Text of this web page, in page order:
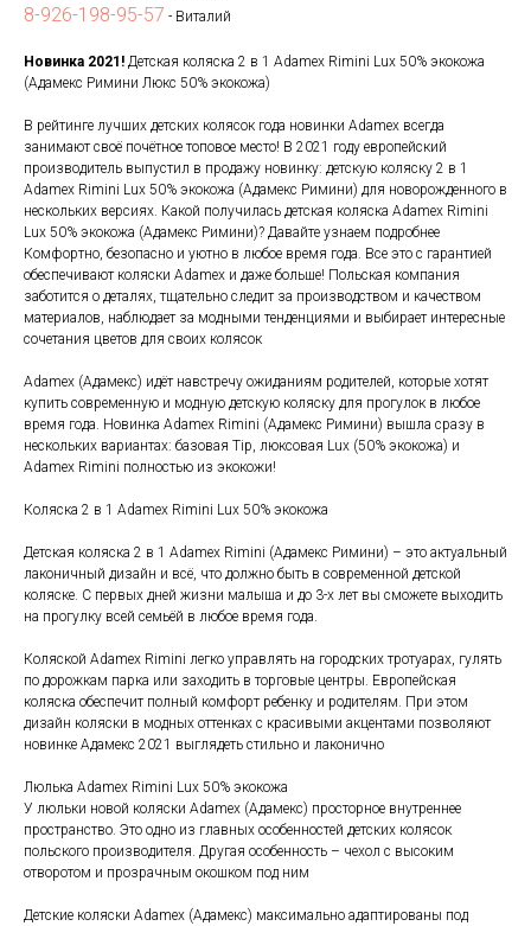
8-926-198-95-57 - Виталий
Новинка 2021! Детская коляска 2 в 1 Adamex Rimini Lux 50% экокожа
(Адамекс Римини Люкс 50% экокожа)
В рейтинге лучших детских колясок года новинки Adamex всегда
занимают своё почётное топовое место! В 2021 году европейский
производитель выпустил в продажу новинку: детскую коляску 2 в 1
Adamex Rimini Lux 50% экокожа (Адамекс Римини) для новорожденного в
нескольких версиях. Какой получилась детская коляска Adamex Rimini
Lux 50% экокожа (Адамекс Римини)? Давайте узнаем подробнее
Комфортно, безопасно и уютно в любое время года. Все это с гарантией
обеспечивают коляски Adamex и даже больше! Польская компания
заботится о деталях, тщательно следит за производством и качеством
материалов, наблюдает за модными тенденциями и выбирает интересные
сочетания цветов для своих колясок
Adamex (Адамекс) идёт навстречу ожиданиям родителей, которые хотят
купить современную и модную детскую коляску для прогулок в любое
время года. Новинка Adamex Rimini (Адамекс Римини) вышла сразу в
нескольких вариантах: базовая Tip, люксовая Lux (50% экокожа) и
Adamex Rimini полностью из экокожи!
Коляска 2 в 1 Adamex Rimini Lux 50% экокожа
Детская коляска 2 в 1 Adamex Rimini (Адамекс Римини) – это актуальный
лаконичный дизайн и всё, что должно быть в современной детской
коляске. С первых дней жизни малыша и до 3-х лет вы сможете выходить
на прогулку всей семьёй в любое время года.
Коляской Adamex Rimini легко управлять на городских тротуарах, гулять
по дорожкам парка или заходить в торговые центры. Европейская
коляска обеспечит полный комфорт ребенку и родителям. При этом
дизайн коляски в модных оттенках с красивыми акцентами позволяют
новинке Адамекс 2021 выглядеть стильно и лаконично
Люлька Adamex Rimini Lux 50% экокожа
У люльки новой коляски Adamex (Адамекс) просторное внутреннее
пространство. Это одно из главных особенностей детских колясок
польского производителя. Другая особенность – чехол с высоким
отворотом и прозрачным окошком под ним
Детские коляски Adamex (Адамекс) максимально адаптированы под